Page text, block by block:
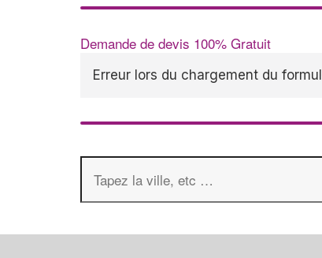
Demande de devis 100% Gratuit
Erreur lors du chargement du